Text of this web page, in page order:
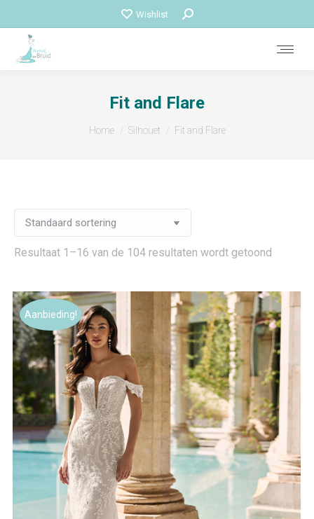
Wishlist Zoeken:
Fit and Flare
Je bent hier:
Home Silhouet Fit and Flare
Resultaat 1–16 van de 104 resultaten wordt getoond
Aanbieding!